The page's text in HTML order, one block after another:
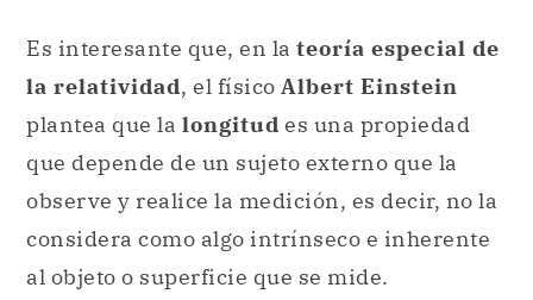
Es interesante que, en la teoría especial de
la relatividad, el físico Albert Einstein
plantea que la longitud es una propiedad
que depende de un sujeto externo que la
observe y realice la medición, es decir, no la
considera como algo intrínseco e inherente
al objeto o superficie que se mide.